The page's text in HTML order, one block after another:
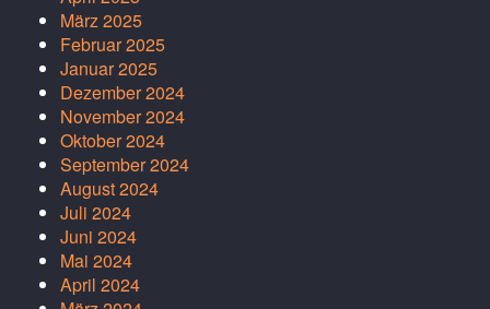
März 2025
Februar 2025
Januar 2025
Dezember 2024
November 2024
Oktober 2024
September 2024
August 2024
Juli 2024
Juni 2024
Mai 2024
April 2024